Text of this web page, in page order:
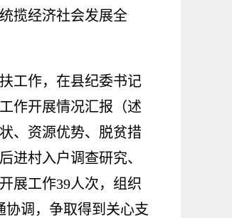
揽经济社会发展全
工作，在县纪委书记
作开展情况汇报（述
、资源优势、脱贫措
进村入户调查研究、
展工作39人次，组织
协调，争取得到关心支